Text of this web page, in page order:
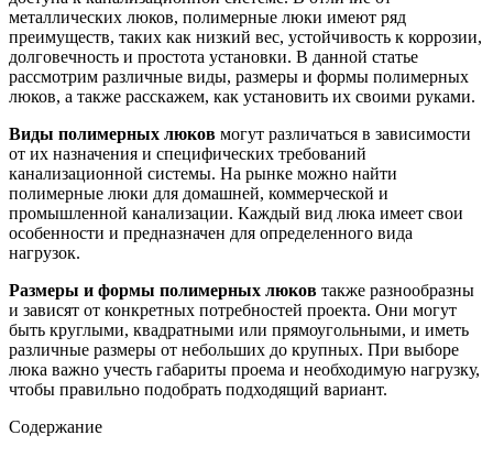
металлических люков, полимерные люки имеют ряд
преимуществ, таких как низкий вес, устойчивость к коррозии,
долговечность и простота установки. В данной статье
рассмотрим различные виды, размеры и формы полимерных
люков, а также расскажем, как установить их своими руками.
Виды полимерных люков могут различаться в зависимости
от их назначения и специфических требований
канализационной системы. На рынке можно найти
полимерные люки для домашней, коммерческой и
промышленной канализации. Каждый вид люка имеет свои
особенности и предназначен для определенного вида
нагрузок.
Размеры и формы полимерных люков также разнообразны
и зависят от конкретных потребностей проекта. Они могут
быть круглыми, квадратными или прямоугольными, и иметь
различные размеры от небольших до крупных. При выборе
люка важно учесть габариты проема и необходимую нагрузку,
чтобы правильно подобрать подходящий вариант.
Содержание